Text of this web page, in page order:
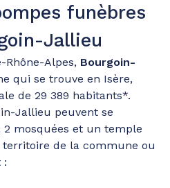
funèbres
Jallieu
Rhône-Alpes, Bourgoin-
qui se trouve en Isère,
de 29 389 habitants*.
Jallieu peuvent se
mosquées et un temple
de la commune ou
: